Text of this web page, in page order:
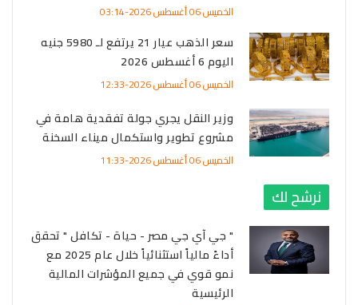
الخميس 06 أغسطس 2026-03:14
سعر الذهب عيار 21 يرتفع لـ 5980 جنيه
اليوم 6 أغسطس 2026
الخميس 06 أغسطس 2026-12:33
وزير النقل يجري جولة تفقدية هامة في
مشروع تطوير واستكمال ميناء السخنة
الخميس 06 أغسطس 2026-11:33
نرشح لك
" جي آي جي مصر - حياة - تكافل " تحقق
أداءً مالياً استثنائياً خلال عام 2025 مع
نمو قوي في جميع المؤشرات المالية
الرئيسية